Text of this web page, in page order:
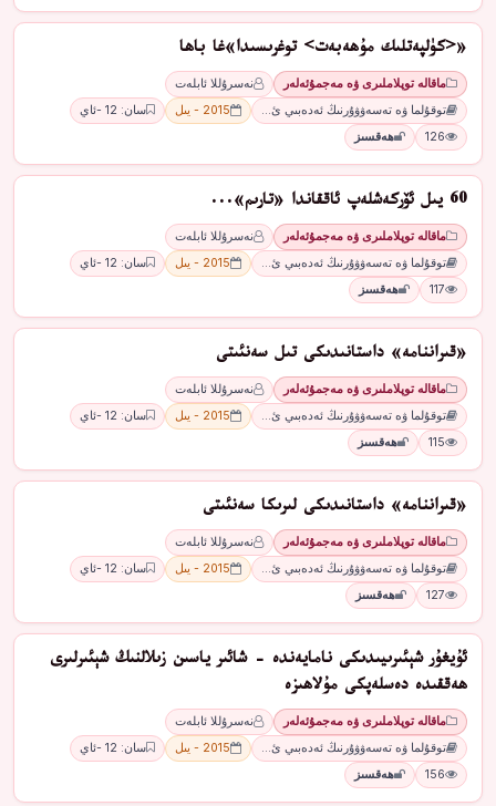
«<كۈلپەتلىك مۇھەبەت> توغرىسىدا»غا باھا
ماقالە توپلاملىرى ۋە مەجمۇئەلەر
نەسرۇللا ئابلەت
توقۇلما ۋە تەسەۋۋۇرنىڭ ئەدەبىي ئ…
2015 - يىل
سان: 12 -ئاي
126
ھەقسىز
60 يىل ئۆركەشلەپ ئاققاندا «تارىم»...
ماقالە توپلاملىرى ۋە مەجمۇئەلەر
نەسرۇللا ئابلەت
توقۇلما ۋە تەسەۋۋۇرنىڭ ئەدەبىي ئ…
2015 - يىل
سان: 12 -ئاي
117
ھەقسىز
«قىراننامە» داستانىدىكى تىل سەنئىتى
ماقالە توپلاملىرى ۋە مەجمۇئەلەر
نەسرۇللا ئابلەت
توقۇلما ۋە تەسەۋۋۇرنىڭ ئەدەبىي ئ…
2015 - يىل
سان: 12 -ئاي
115
ھەقسىز
«قىراننامە» داستانىدىكى لىرىكا سەنئىتى
ماقالە توپلاملىرى ۋە مەجمۇئەلەر
نەسرۇللا ئابلەت
توقۇلما ۋە تەسەۋۋۇرنىڭ ئەدەبىي ئ…
2015 - يىل
سان: 12 -ئاي
127
ھەقسىز
ئۇيغۇر شېئىرىيىدىكى نامايەندە - شائىر ياسىن زىلالنىڭ شېئىرلىرى
ھەققىدە دەسلەپكى مۇلاھىزە
ماقالە توپلاملىرى ۋە مەجمۇئەلەر
نەسرۇللا ئابلەت
توقۇلما ۋە تەسەۋۋۇرنىڭ ئەدەبىي ئ…
2015 - يىل
سان: 12 -ئاي
156
ھەقسىز